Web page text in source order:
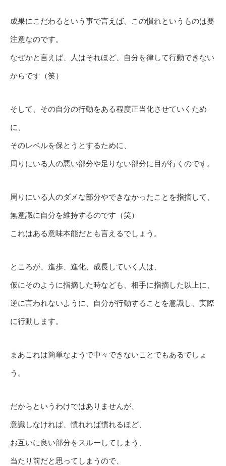
成果にこだわるという事で言えば、この慣れというものは要
注意なのです。
なぜかと言えば、人はそれほど、自分を律して行動できない
からです（笑）
そして、その自分の行動をある程度正当化させていくため
に、
そのレベルを保とうとするために、
周りにいる人の悪い部分や足りない部分に目が行くのです。
周りにいる人のダメな部分やできなかったことを指摘して、
無意識に自分を維持するのです（笑）
これはある意味本能だとも言えるでしょう。
ところが、進歩、進化、成長していく人は、
仮にそのように指摘した時なども、相手に指摘した以上に、
逆に言われないように、自分が行動することを意識し、実際
に行動します。
まあこれは簡単なようで中々できないことでもあるでしょ
う。
だからというわけではありませんが、
意識しなければ、慣れれば慣れるほど、
お互いに良い部分をスルーしてしまう、
当たり前だと思ってしまうので、